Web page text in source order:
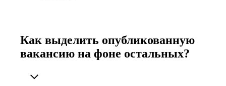
Как выделить опубликованную
вакансию на фоне остальных?